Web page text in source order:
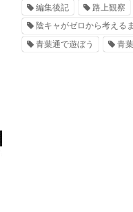
編集後記
路上観察
陰キャがゼロから考える
青葉通で遊ぼう
青